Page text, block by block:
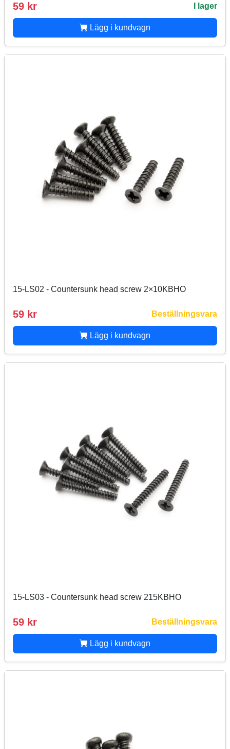
59 kr I lager
Lägg i kundvagn
15-LS02 - Countersunk head screw 2×10KBHO
59 kr Beställningsvara
Lägg i kundvagn
15-LS03 - Countersunk head screw 215KBHO
59 kr Beställningsvara
Lägg i kundvagn